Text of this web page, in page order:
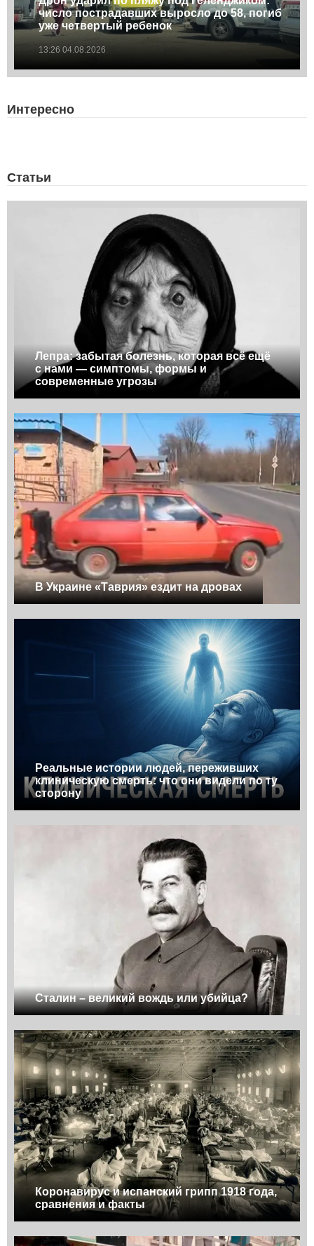
число пострадавших выросло до 58, погиб
уже четвертый ребенок
13:26 04.08.2026
Интересно
Статьи
Лепра: забытая болезнь, которая всё ещё
с нами — симптомы, формы и
современные угрозы
В Украине «Таврия» ездит на дровах
Реальные истории людей, переживших
клиническую смерть: что они видели по ту
сторону
Сталин – великий вождь или убийца?
Коронавирус и испанский грипп 1918 года,
сравнения и факты